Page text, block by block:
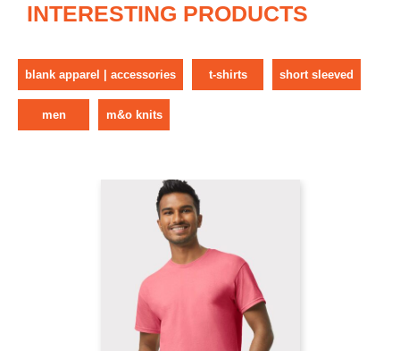
INTERESTING PRODUCTS
blank apparel | accessories t-shirts short sleeved
men m&o knits